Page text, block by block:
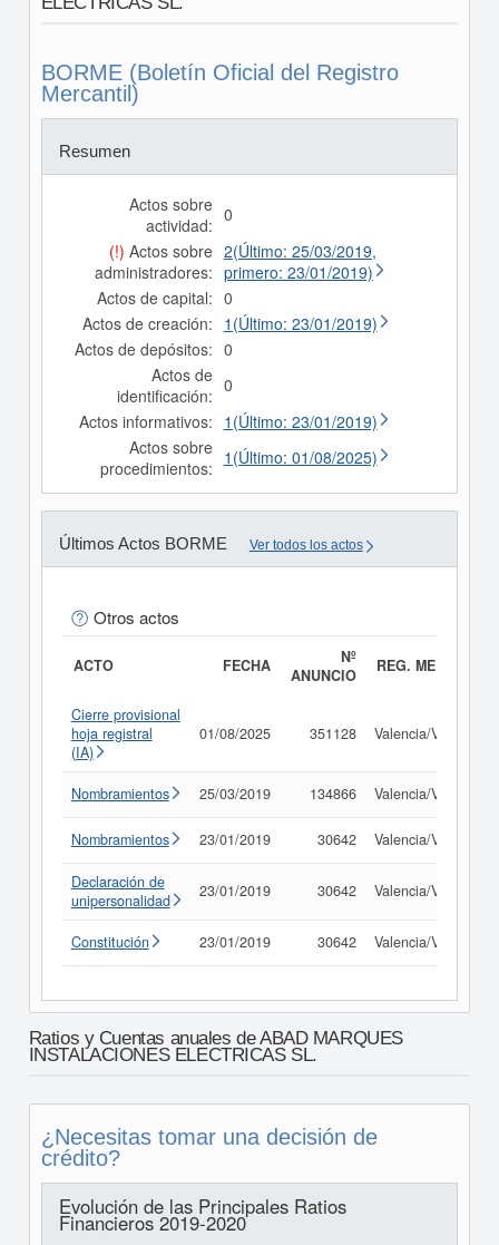
BORME (Boletín Oficial del Registro
Mercantil)
Resumen
Actos sobre
actividad: 0
(!) Actos sobre
administradores:
2(Último: 25/03/2019,
primero: 23/01/2019)
Actos de capital: 0
Actos de creación: 1(Último: 23/01/2019)
Actos de depósitos: 0
Actos de
identificación: 0
Actos informativos: 1(Último: 23/01/2019)
Actos sobre
procedimientos: 1(Último: 01/08/2025)
Últimos Actos BORME Ver todos los actos
Otros actos
ACTO FECHA
Nº
ANUNCIO
REG. MERC.
Cierre provisional
hoja registral
(IA)
01/08/2025 351128 Valencia/València
Nombramientos 25/03/2019 134866 Valencia/València
Nombramientos 23/01/2019 30642 Valencia/València
Declaración de
unipersonalidad
23/01/2019 30642 Valencia/València
Constitución 23/01/2019 30642 Valencia/València
Ratios y Cuentas anuales de ABAD MARQUES
INSTALACIONES ELECTRICAS SL.
¿Necesitas tomar una decisión de
crédito?
Evolución de las Principales Ratios
Financieros 2019-2020